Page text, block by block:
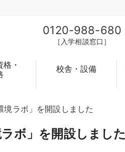
0120-988-680
［入学相談窓口］
・
校舎・設備
境ラボ」を開設しました
ボ」を開設しました